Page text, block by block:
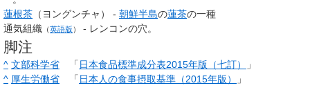
蓮根茶 （ヨングンチャ） - 朝鮮半島の蓮茶の一種
通気組織 （英語版 ） ‐ レンコンの穴。
脚注
^ 文部科学省 「 日本食品標準成分表2015年版（七訂）
」
^ 厚生労働省 「 日本人の食事摂取基準（2015年版）
」